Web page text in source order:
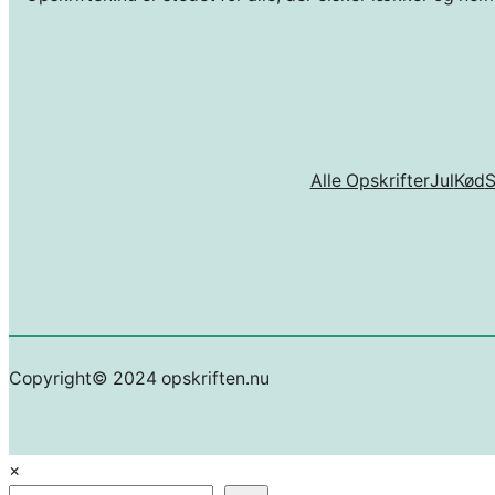
Alle OpskrifterJulKød
Copyright© 2024 opskriften.nu
×